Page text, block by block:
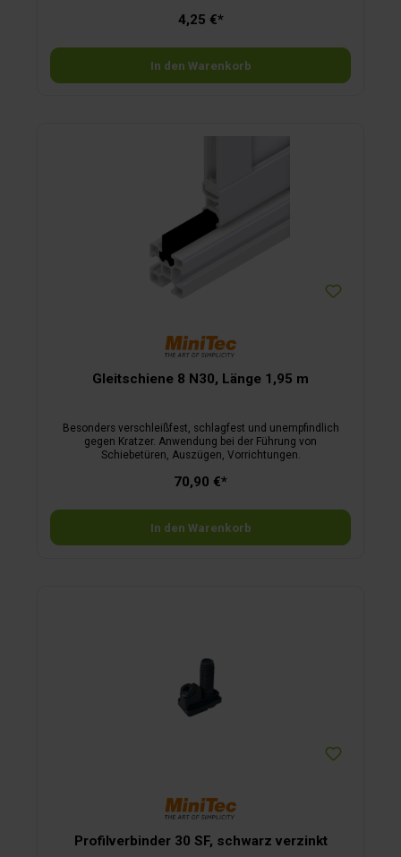
Platten gewährleistet.
4,25 €*
In den Warenkorb
Gleitschiene 8 N30, Länge 1,95 m
Besonders verschleißfest, schlagfest und unempfindlich
gegen Kratzer. Anwendung bei der Führung von
Schiebetüren, Auszügen, Vorrichtungen.
70,90 €*
In den Warenkorb
Profilverbinder 30 SF, schwarz verzinkt